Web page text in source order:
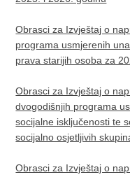
Obrasci za Izvještaj o
programa usmjerenih
prava starijih osoba za
Obrasci za Izvještaj o
dvogodišnjih programa
socijalne isključenosti te
socijalno osjetljivih
Obrasci za Izvještaj o